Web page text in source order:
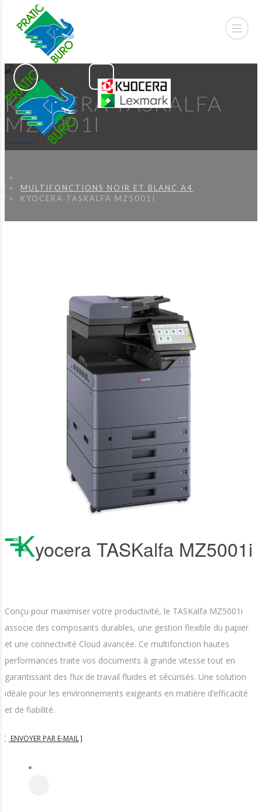
KYOCERA TASKALFA
MZ5001I
MULTIFONCTIONS NOIR ET BLANC A4
KYOCERA TASKALFA MZ5001I
KYocera TASKalfa MZ5001i
Conçu pour maximiser votre productivité, le TASKalfa MZ5001i
associe des composants durables, une gestion flexible du papier
et une connectivité Cloud avancée. Ce multifonction hautes
performances traite vos documents à grande vitesse tout en
garantissant des flux de travail fluides et sécurisés. Une solution
idéale pour les environnements exigeants en matière d’efficacité
et de fiabilité.
ENVOYER PAR E-MAIL